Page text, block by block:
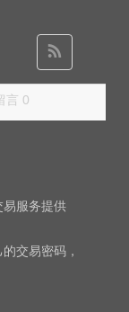
言 0
易服务提供
交易密码，